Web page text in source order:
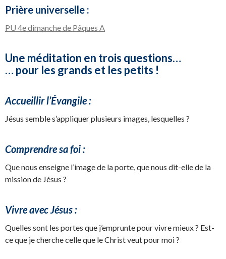
Prière universelle :
PU 4e dimanche de Pâques A
Une méditation en trois questions…
… pour les grands et les petits !
Accueillir l’Évangile :
Jésus semble s’appliquer plusieurs images, lesquelles ?
Comprendre sa foi :
Que nous enseigne l’image de la porte, que nous dit-elle de la
mission de Jésus ?
Vivre avec Jésus :
Quelles sont les portes que j’emprunte pour vivre mieux ? Est-
ce que je cherche celle que le Christ veut pour moi ?